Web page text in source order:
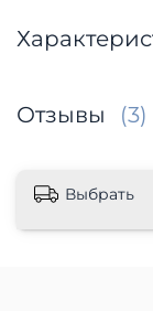
Отзывы (3)
Выбрать